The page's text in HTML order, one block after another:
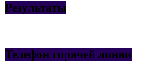
Результаты
Телефон горячей линии